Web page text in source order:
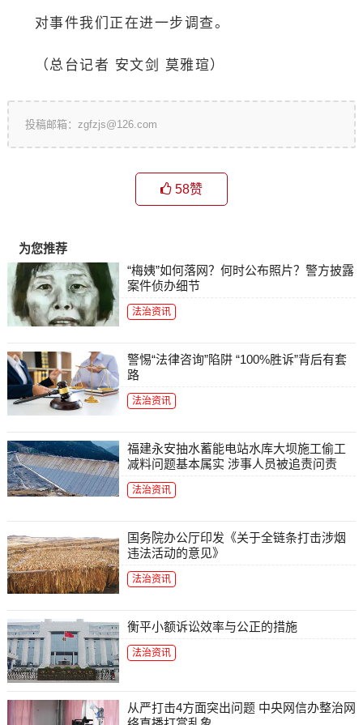
对事件我们正在进一步调查。
（总台记者 安文剑 莫雅瑄）
投稿邮箱：zgfzjs@126.com
58赞
为您推荐
“梅姨”如何落网？何时公布照片？警方披露
案件侦办细节
法治资讯
警惕“法律咨询”陷阱 “100%胜诉”背后有套
路
法治资讯
福建永安抽水蓄能电站水库大坝施工偷工
减料问题基本属实 涉事人员被追责问责
法治资讯
国务院办公厅印发《关于全链条打击涉烟
违法活动的意见》
法治资讯
衡平小额诉讼效率与公正的措施
法治资讯
从严打击4方面突出问题 中央网信办整治网